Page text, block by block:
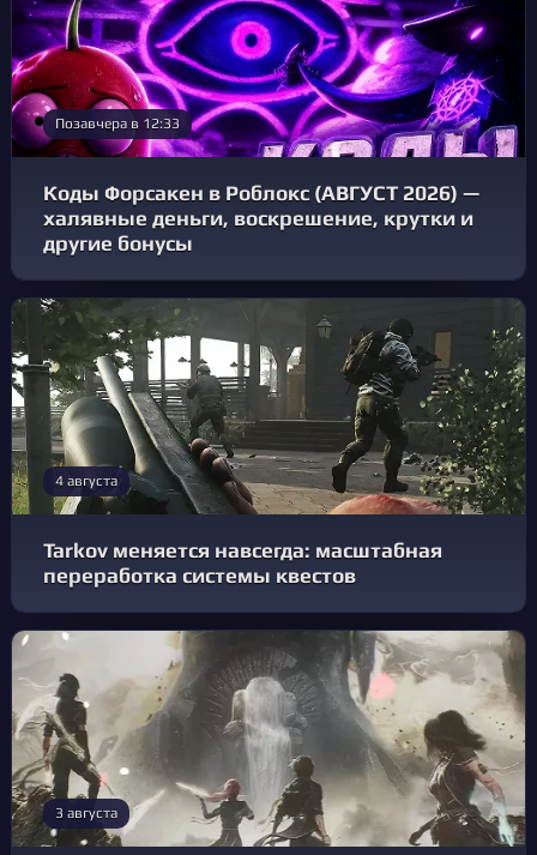
Позавчера в 12:33
Коды Форсакен в Роблокс (АВГУСТ 2026) —
халявные деньги, воскрешение, крутки и
другие бонусы
4 августа
Tarkov меняется навсегда: масштабная
переработка системы квестов
3 августа